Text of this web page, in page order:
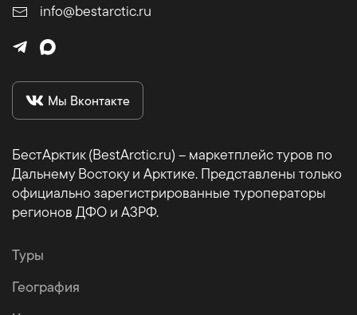
info@bestarctic.ru
Мы Вконтакте
БестАрктик (BestArctic.ru) – маркетплейс туров по
Дальнему Востоку и Арктике. Представлены только
официально зарегистрированные туроператоры
регионов ДФО и АЗРФ.
Туры
География